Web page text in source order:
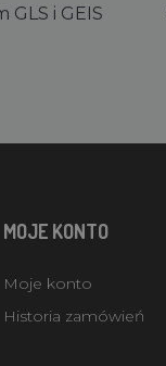
i GEIS
MOJE KONTO
Moje konto
Historia zamówień